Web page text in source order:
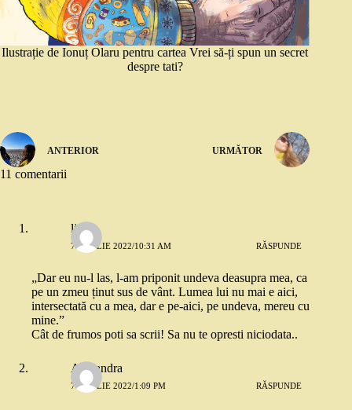
Ilustrație de Ionuț Olaru pentru cartea Vrei să-ți spun un secret
despre tati?
ANTERIOR URMĂTOR
11 comentarii
little
7 APRILIE 2022/10:31 AM RĂSPUNDE
„Dar eu nu-l las, l-am priponit undeva deasupra mea, ca
pe un zmeu ținut sus de vânt. Lumea lui nu mai e aici,
intersectată cu a mea, dar e pe-aici, pe undeva, mereu cu
mine.”
Cât de frumos poti sa scrii! Sa nu te opresti niciodata..
Alexandra
7 APRILIE 2022/1:09 PM RĂSPUNDE